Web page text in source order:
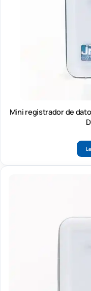
Mini registrador de